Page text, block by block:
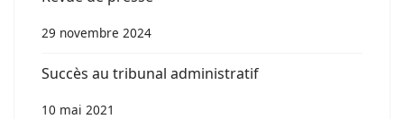
29 novembre 2024
Succès au tribunal administratif
10 mai 2021